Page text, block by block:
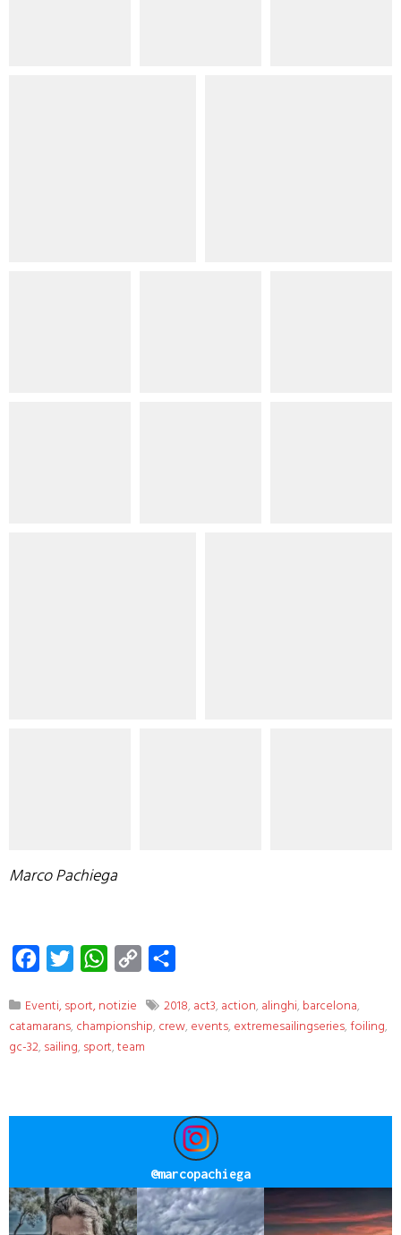
Marco Pachiega
Facebook
Twitter WhatsApp
Copy
Eventi, sport, notizie 2018, act3, action, alinghi, barcelona,
catamarans, championship, crew, events, extremesailingseries,foiling,
gc-32, sailing, sport,team
@marcopachiega